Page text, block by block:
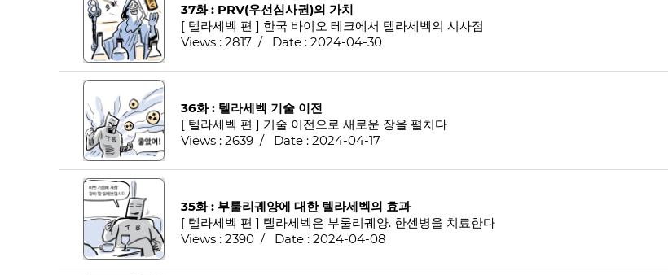
37화 : PRV(우선심사권)의 가치
[ 텔라세벡 편 ] 한국 바이오 테크에서 텔라세벡의 시사점
Views : 2817 / Date : 2024-04-30
36화 : 텔라세벡 기술 이전
[ 텔라세벡 편 ] 기술 이전으로 새로운 장을 펼치다
Views : 2639 / Date : 2024-04-17
35화 : 부룰리궤양에 대한 텔라세벡의 효과
[ 텔라세벡 편 ] 텔라세벡은 부룰리궤양. 한센병을 치료한다
Views : 2390 / Date : 2024-04-08